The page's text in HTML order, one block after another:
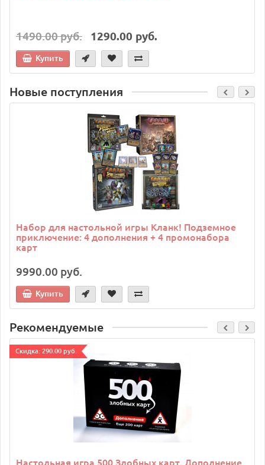
1490.00 руб. 1290.00 руб.
Купить
Новые поступления
Набор для настольной игры Кланк! Подземное
приключение: 4 дополнения + 4 промонабора
карт
9990.00 руб.
Купить
Рекомендуемые
Cкидка: 290.00 руб.
Настольная игра 500 Злобных карт. Дополнение